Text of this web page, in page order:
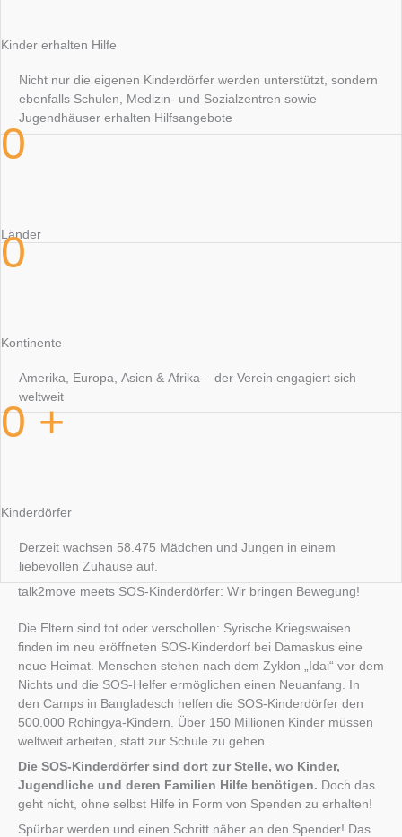
Kinder erhalten Hilfe
Nicht nur die eigenen Kinderdörfer werden unterstützt, sondern
ebenfalls Schulen, Medizin- und Sozialzentren sowie
Jugendhäuser erhalten Hilfsangebote
0
Länder
0
Kontinente
Amerika, Europa, Asien & Afrika – der Verein engagiert sich
weltweit
0 +
Kinderdörfer
Derzeit wachsen 58.475 Mädchen und Jungen in einem
liebevollen Zuhause auf.
talk2move meets SOS-Kinderdörfer: Wir bringen Bewegung!
Die Eltern sind tot oder verschollen: Syrische Kriegswaisen
finden im neu eröffneten SOS-Kinderdorf bei Damaskus eine
neue Heimat. Menschen stehen nach dem Zyklon „Idai“ vor dem
Nichts und die SOS-Helfer ermöglichen einen Neuanfang. In
den Camps in Bangladesch helfen die SOS-Kinderdörfer den
500.000 Rohingya-Kindern. Über 150 Millionen Kinder müssen
weltweit arbeiten, statt zur Schule zu gehen.
Die SOS-Kinderdörfer sind dort zur Stelle, wo Kinder,
Jugendliche und deren Familien Hilfe benötigen. Doch das
geht nicht, ohne selbst Hilfe in Form von Spenden zu erhalten!
Spürbar werden und einen Schritt näher an den Spender! Das